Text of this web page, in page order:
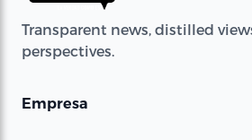
Transparent news, distilled
perspectives.
Empresa